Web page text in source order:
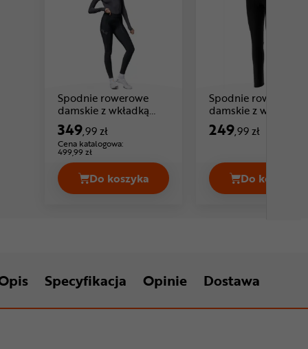
Spodnie rowerowe
damskie z wkładką
ALE CYCLING Winter
Cena: 349 ,99 zł
349,99 zł
Cena katalogowa:
499,99 zł
Do koszyka
Spodnie rowerowe damskie z
Spodnie rowerowe
damskie z wkładką
EYEN Alla 2.0
249,99 zł
Do koszyka
Specyfikacja Opinie Dostawa